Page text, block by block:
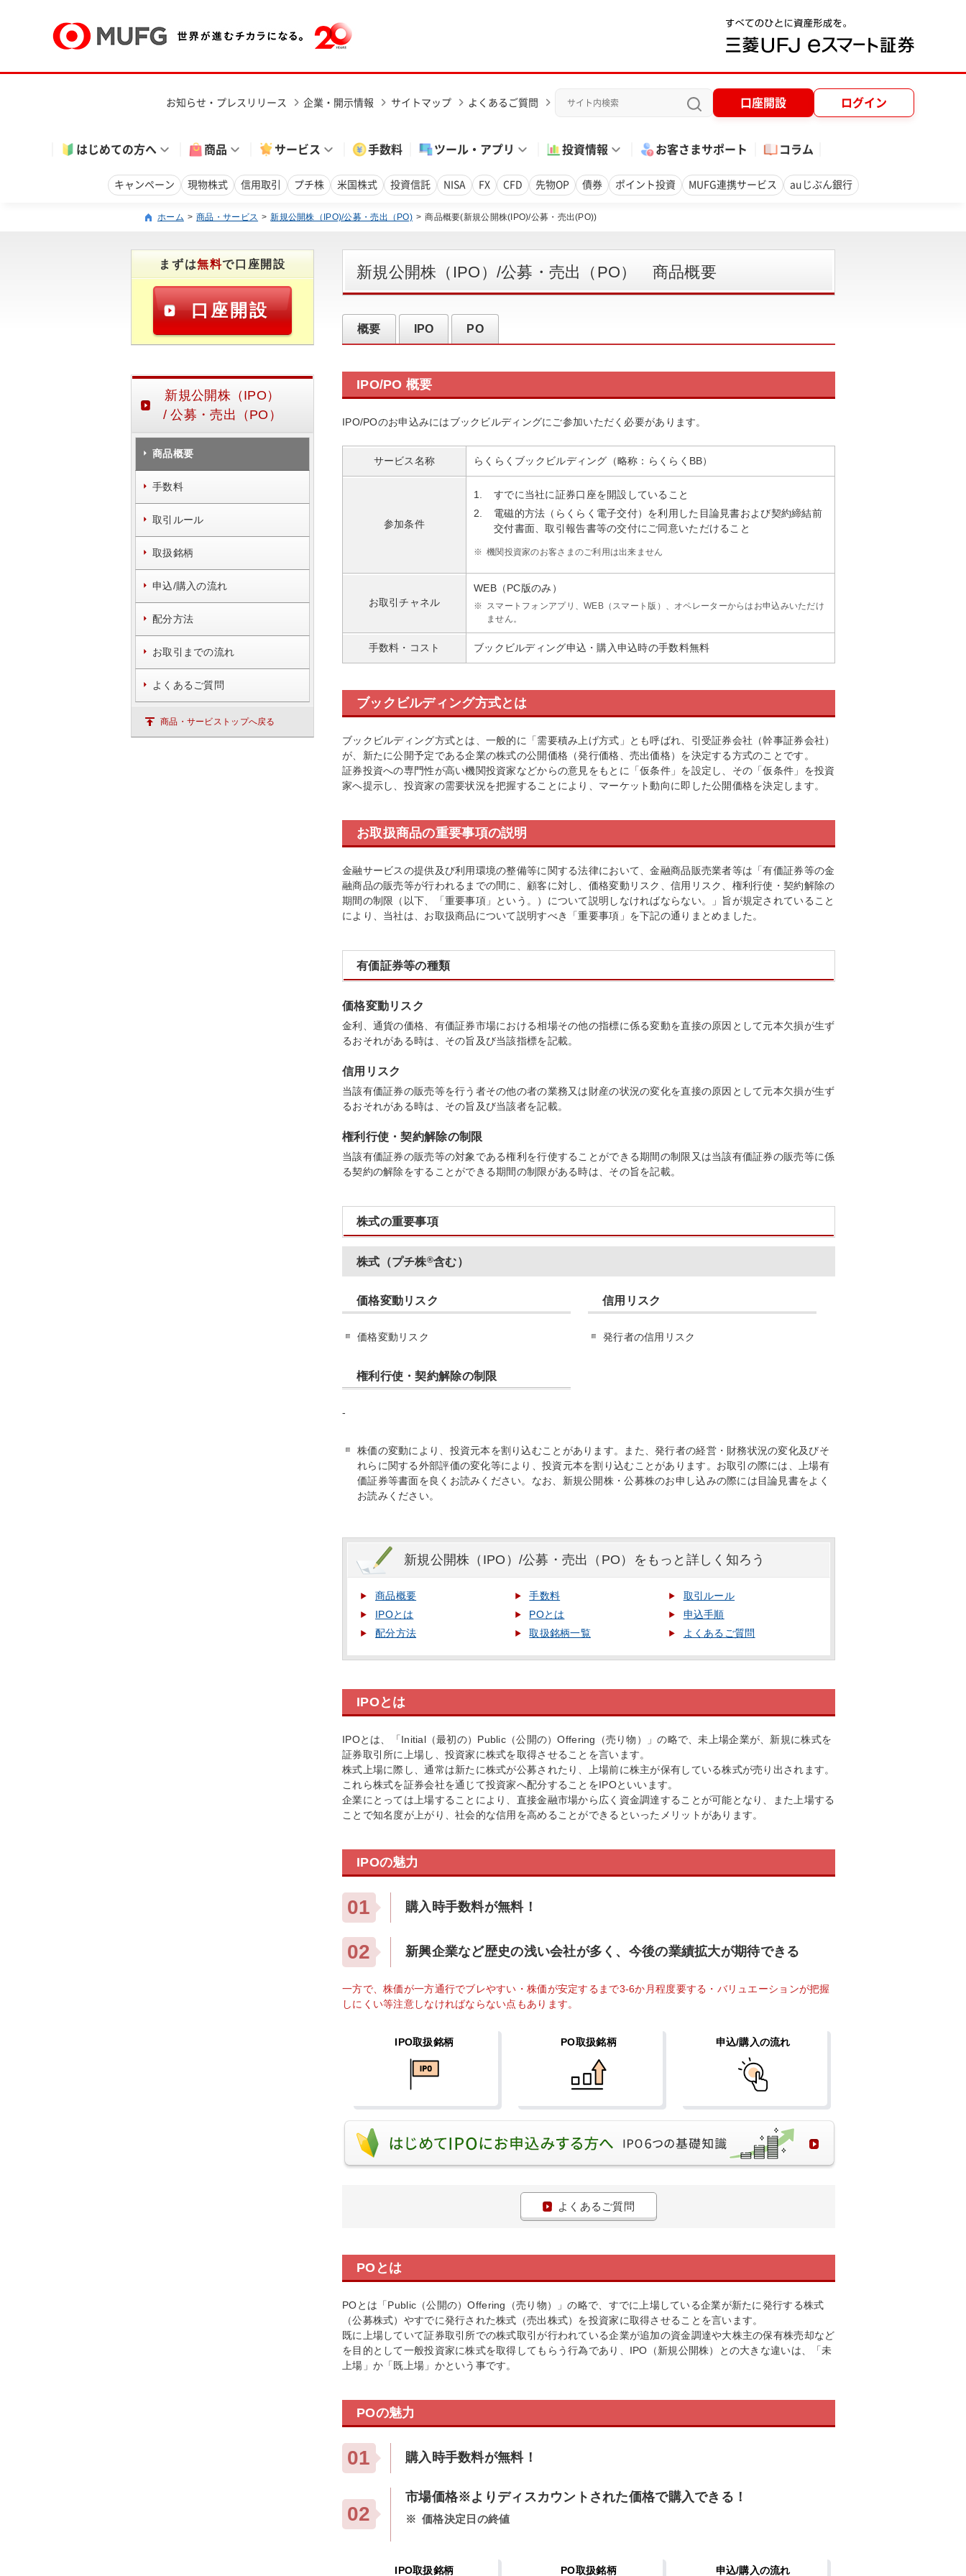
お知らせ・プレスリリース 企業・開示情報 サイトマップ よくあるご質問 口座開設 ログイン
はじめての方へ 商品 サービス 手数料 ツール・アプリ 投資情報 お客さまサポート コラム
キャンペーン 現物株式 信用取引 プチ株 米国株式 投資信託 NISA FX CFD 先物OP 債券 ポイント投資 MUFG連携サービス auじぶん銀行
ホーム 商品・サービス 新規公開株（IPO)/公募・売出（PO) 商品概要(新規公開株(IPO)/公募・売出(PO))
新規公開株（IPO）/公募・売出（PO） 商品概要
概要 IPO PO
IPO/PO 概要
IPO/POのお申込みにはブックビルディングにご参加いただく必要があります。
サービス名称 らくらくブックビルディング（略称：らくらくBB）
参加条件
1.
すでに当社に証券口座を開設していること
2.
電磁的方法（らくらく電子交付）を利用した目論見書および契約締結前
交付書面、取引報告書等の交付にご同意いただけること
※ 機関投資家のお客さまのご利用は出来ません
お取引チャネル
WEB（PC版のみ）
※ スマートフォンアプリ、WEB（スマート版）、オペレーターからはお申込みいただけ
ません。
手数料・コスト ブックビルディング申込・購入申込時の手数料無料
ブックビルディング方式とは
ブックビルディング方式とは、一般的に「需要積み上げ方式」とも呼ばれ、引受証券会社（幹事証券会社）
が、新たに公開予定である企業の株式の公開価格（発行価格、売出価格）を決定する方式のことです。
証券投資への専門性が高い機関投資家などからの意見をもとに「仮条件」を設定し、その「仮条件」を投資
家へ提示し、投資家の需要状況を把握することにより、マーケット動向に即した公開価格を決定します。
お取扱商品の重要事項の説明
金融サービスの提供及び利用環境の整備等に関する法律において、金融商品販売業者等は「有価証券等の金
融商品の販売等が行われるまでの間に、顧客に対し、価格変動リスク、信用リスク、権利行使・契約解除の
期間の制限（以下、「重要事項」という。）について説明しなければならない。」旨が規定されていること
により、当社は、お取扱商品について説明すべき「重要事項」を下記の通りまとめました。
有価証券等の種類
価格変動リスク
金利、通貨の価格、有価証券市場における相場その他の指標に係る変動を直接の原因として元本欠損が生ず
るおそれがある時は、その旨及び当該指標を記載。
信用リスク
当該有価証券の販売等を行う者その他の者の業務又は財産の状況の変化を直接の原因として元本欠損が生ず
るおそれがある時は、その旨及び当該者を記載。
権利行使・契約解除の制限
当該有価証券の販売等の対象である権利を行使することができる期間の制限又は当該有価証券の販売等に係
る契約の解除をすることができる期間の制限がある時は、その旨を記載。
株式の重要事項
株式（プチ株®含む）
価格変動リスク
価格変動リスク
信用リスク
発行者の信用リスク
権利行使・契約解除の制限
-
株価の変動により、投資元本を割り込むことがあります。また、発行者の経営・財務状況の変化及びそ
れらに関する外部評価の変化等により、投資元本を割り込むことがあります。お取引の際には、上場有
価証券等書面を良くお読みください。なお、新規公開株・公募株のお申し込みの際には目論見書をよく
お読みください。
新規公開株（IPO）/公募・売出（PO）をもっと詳しく知ろう
商品概要 手数料
取引ルール
IPOとは
POとは
申込手順
配分方法
取扱銘柄一覧 よくあるご質問
IPOとは
IPOとは、「Initial（最初の）Public（公開の）Offering（売り物）」の略で、未上場企業が、新規に株式を
証券取引所に上場し、投資家に株式を取得させることを言います。
株式上場に際し、通常は新たに株式が公募されたり、上場前に株主が保有している株式が売り出されます。
これら株式を証券会社を通じて投資家へ配分することをIPOといいます。
企業にとっては上場することにより、直接金融市場から広く資金調達することが可能となり、また上場する
ことで知名度が上がり、社会的な信用を高めることができるといったメリットがあります。
IPOの魅力
01 購入時手数料が無料！
02 新興企業など歴史の浅い会社が多く、今後の業績拡大が期待できる
一方で、株価が一方通行でブレやすい・株価が安定するまで3-6か月程度要する・バリュエーションが把握
しにくい等注意しなければならない点もあります。
IPO取扱銘柄 PO取扱銘柄 申込/購入の流れ
よくあるご質問
POとは
POとは「Public（公開の）Offering（売り物）」の略で、すでに上場している企業が新たに発行する株式
（公募株式）やすでに発行された株式（売出株式）を投資家に取得させることを言います。
既に上場していて証券取引所での株式取引が行われている企業が追加の資金調達や大株主の保有株売却など
を目的として一般投資家に株式を取得してもらう行為であり、IPO（新規公開株）との大きな違いは、「未
上場」か「既上場」かという事です。
POの魅力
01 購入時手数料が無料！
02
市場価格※よりディスカウントされた価格で購入できる！
※ 価格決定日の終値
IPO取扱銘柄 PO取扱銘柄 申込/購入の流れ
まずは無料で口座開設
口座開設
新規公開株（IPO）
/ 公募・売出（PO）
商品概要
手数料
取引ルール
取扱銘柄
申込/購入の流れ
配分方法
お取引までの流れ
よくあるご質問
商品・サービストップへ戻る